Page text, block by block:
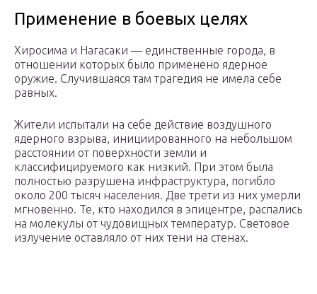
Применение в боевых целях
Хиросима и Нагасаки — единственные города, в
отношении которых было применено ядерное
оружие. Случившаяся там трагедия не имела себе
равных.
Жители испытали на себе действие воздушного
ядерного взрыва, инициированного на небольшом
расстоянии от поверхности земли и
классифицируемого как низкий. При этом была
полностью разрушена инфраструктура, погибло
около 200 тысяч населения. Две трети из них умерли
мгновенно. Те, кто находился в эпицентре, распались
на молекулы от чудовищных температур. Световое
излучение оставляло от них тени на стенах.